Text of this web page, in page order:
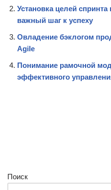
Установка целей спринта
важный шаг к успеху
Овладение бэклогом
Agile
Понимание рамочной
эффективного
Поиск